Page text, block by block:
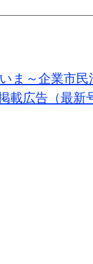
ま～企業市
載広告（最新